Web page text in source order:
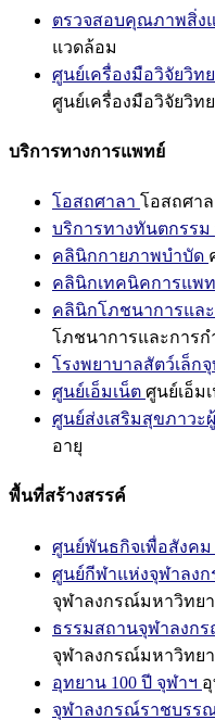
ตรวจสอบคุณภาพสิ่ง
แวดล้อม
ศูนย์เครื่องมือวิจัยวิท
ศูนย์เครื่องมือวิจัยวิท
บริการทางการแพทย์
โอสถศาลา โอสถศา
บริการทางทันตกรรม
คลินิกกายภาพบำบัด
คลินิกเทคนิคการแพ
คลินิกโภชนาการแล
โภชนาการและการ
โรงพยาบาลสัตว์เล็ก
ศูนย์เอ็มเน็ต ศูนย์เอ็ม
ศูนย์ส่งเสริมสุขภาวะ
อายุ
พื้นที่สร้างสรรค์
ศูนย์พันธกิจเพื่อสังคม
ศูนย์กีฬาแห่งจุฬาลง
จุฬาลงกรณ์มหาวิทย
ธรรมสถานจุฬาลงก
จุฬาลงกรณ์มหาวิทย
อุทยาน 100 ปี จุฬาฯ
จุฬาลงกรณ์ราชบรร